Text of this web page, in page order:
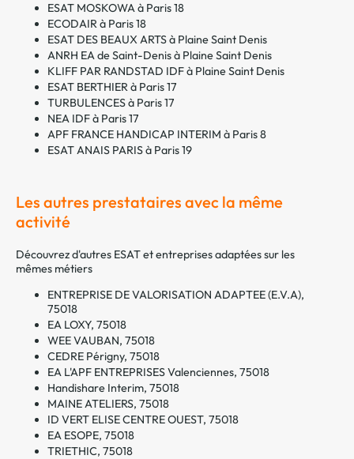
ESAT MOSKOWA à Paris 18
ECODAIR à Paris 18
ESAT DES BEAUX ARTS à Plaine Saint Denis
ANRH EA de Saint-Denis à Plaine Saint Denis
KLIFF PAR RANDSTAD IDF à Plaine Saint Denis
ESAT BERTHIER à Paris 17
TURBULENCES à Paris 17
NEA IDF à Paris 17
APF FRANCE HANDICAP INTERIM à Paris 8
ESAT ANAIS PARIS à Paris 19
Les autres prestataires avec la même
activité
Découvrez d'autres ESAT et entreprises adaptées sur les
mêmes métiers
ENTREPRISE DE VALORISATION ADAPTEE (E.V.A),
75018
EA LOXY, 75018
WEE VAUBAN, 75018
CEDRE Périgny, 75018
EA L'APF ENTREPRISES Valenciennes, 75018
Handishare Interim, 75018
MAINE ATELIERS, 75018
ID VERT ELISE CENTRE OUEST, 75018
EA ESOPE, 75018
TRIETHIC, 75018